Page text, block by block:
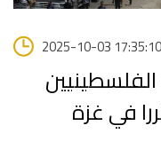
2025-10-03 17:35:10
في غزة